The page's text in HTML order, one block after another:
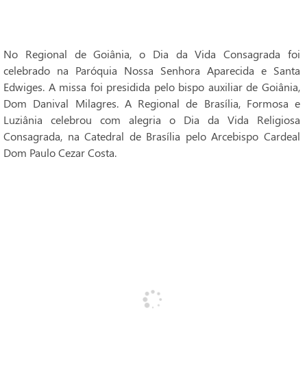
No Regional de Goiânia, o Dia da Vida Consagrada foi
celebrado na Paróquia Nossa Senhora Aparecida e Santa
Edwiges. A missa foi presidida pelo bispo auxiliar de Goiânia,
Dom Danival Milagres. A Regional de Brasília, Formosa e
Luziânia celebrou com alegria o Dia da Vida Religiosa
Consagrada, na Catedral de Brasília pelo Arcebispo Cardeal
Dom Paulo Cezar Costa.